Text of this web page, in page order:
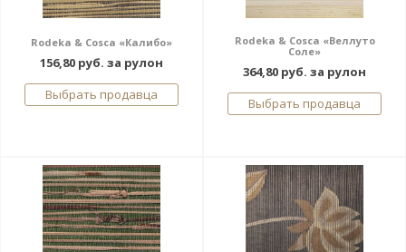
Rodeka & Cosca «Калибо»
156,80 руб. за рулон
Выбрать продавца
Rodeka & Cosca «Веллуто
Соле»
364,80 руб. за рулон
Выбрать продавца